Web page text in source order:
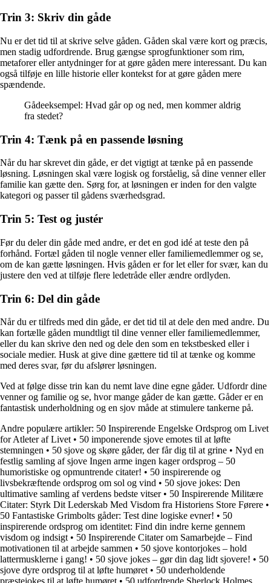
Trin 3: Skriv din gåde
Nu er det tid til at skrive selve gåden. Gåden skal være kort og præcis,
men stadig udfordrende. Brug gængse sprogfunktioner som rim,
metaforer eller antydninger for at gøre gåden mere interessant. Du kan
også tilføje en lille historie eller kontekst for at gøre gåden mere
spændende.
Gådeeksempel: Hvad går op og ned, men kommer aldrig
fra stedet?
Trin 4: Tænk på en passende løsning
Når du har skrevet din gåde, er det vigtigt at tænke på en passende
løsning. Løsningen skal være logisk og forståelig, så dine venner eller
familie kan gætte den. Sørg for, at løsningen er inden for den valgte
kategori og passer til gådens sværhedsgrad.
Trin 5: Test og justér
Før du deler din gåde med andre, er det en god idé at teste den på
forhånd. Fortæl gåden til nogle venner eller familiemedlemmer og se,
om de kan gætte løsningen. Hvis gåden er for let eller for svær, kan du
justere den ved at tilføje flere ledetråde eller ændre ordlyden.
Trin 6: Del din gåde
Når du er tilfreds med din gåde, er det tid til at dele den med andre. Du
kan fortælle gåden mundtligt til dine venner eller familiemedlemmer,
eller du kan skrive den ned og dele den som en tekstbesked eller i
sociale medier. Husk at give dine gættere tid til at tænke og komme
med deres svar, før du afslører løsningen.
Ved at følge disse trin kan du nemt lave dine egne gåder. Udfordr dine
venner og familie og se, hvor mange gåder de kan gætte. Gåder er en
fantastisk underholdning og en sjov måde at stimulere tankerne på.
Andre populære artikler: 50 Inspirerende Engelske Ordsprog om Livet
for Atleter af Livet • 50 imponerende sjove emotes til at løfte
stemningen • 50 sjove og skøre gåder, der får dig til at grine • Nyd en
festlig samling af sjove Ingen arme ingen kager ordsprog – 50
humoristiske og opmuntrende citater! • 50 inspirerende og
livsbekræftende ordsprog om sol og vind • 50 sjove jokes: Den
ultimative samling af verdens bedste vitser• 50 Inspirerende Militære
Citater: Styrk Dit Lederskab Med Visdom fra Historiens Store Førere •
50 Fantastiske Grimbolts gåder: Test dine logiske evner! • 50
inspirerende ordsprog om identitet: Find din indre kerne gennem
visdom og indsigt • 50 Inspirerende Citater om Samarbejde – Find
motivationen til at arbejde sammen • 50 sjove kontorjokes – hold
lattermusklerne i gang! • 50 sjove jokes – gør din dag lidt sjovere! • 50
sjove dyre ordsprog til at løfte humøret • 50 underholdende